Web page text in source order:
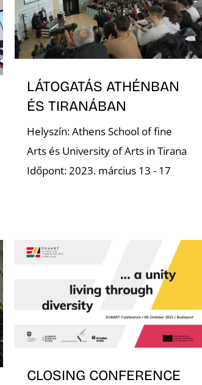
LÁTOGATÁS ATHÉNBAN
ÉS TIRANÁBAN
Helyszín: Athens School of fine
Arts és University of Arts in Tirana
Időpont: 2023. március 13 - 17
CLOSING CONFERENCE